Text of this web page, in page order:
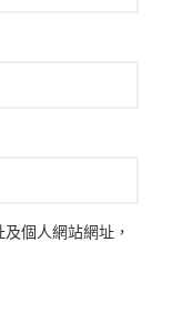
個人網站網址，